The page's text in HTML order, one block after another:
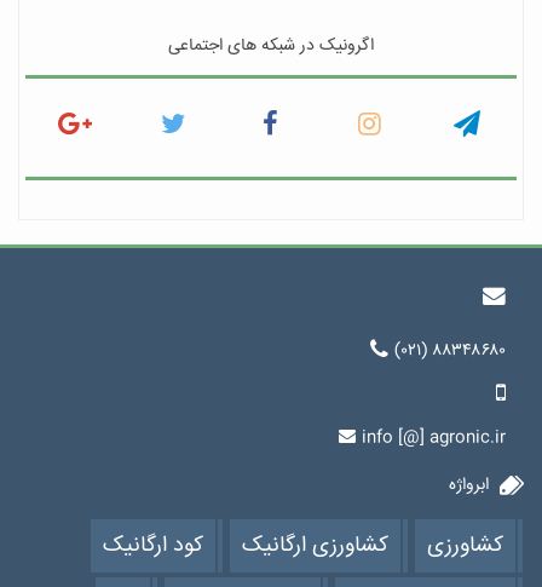
اگرونیک در شبکه های اجتماعی
(۰۲۱) ۸۸۳۴۸۶۸۰
info [@] agronic.ir
ابرواژه
کشاورزی کشاورزی ارگانیک
کود ارگانیک